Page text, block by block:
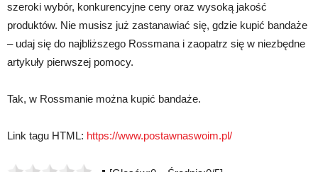
szeroki wybór, konkurencyjne ceny oraz wysoką jakość
produktów. Nie musisz już zastanawiać się, gdzie kupić bandaże
– udaj się do najbliższego Rossmana i zaopatrz się w niezbędne
artykuły pierwszej pomocy.
Tak, w Rossmanie można kupić bandaże.
Link tagu HTML: https://www.postawnaswoim.pl/